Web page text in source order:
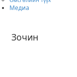
Медиа
Зочин